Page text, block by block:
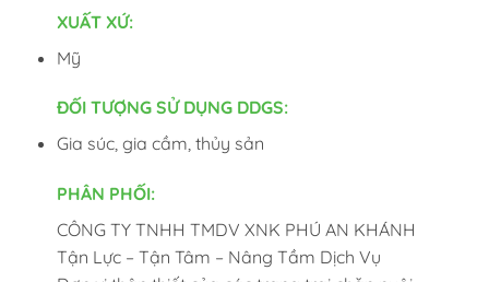
XUẤT XỨ:
Mỹ
ĐỐI TƯỢNG SỬ DỤNG DDGS:
Gia súc, gia cầm, thủy sản
PHÂN PHỐI:
CÔNG TY TNHH TMDV XNK PHÚ AN KHÁNH
Tận Lực – Tận Tâm – Nâng Tầm Dịch Vụ